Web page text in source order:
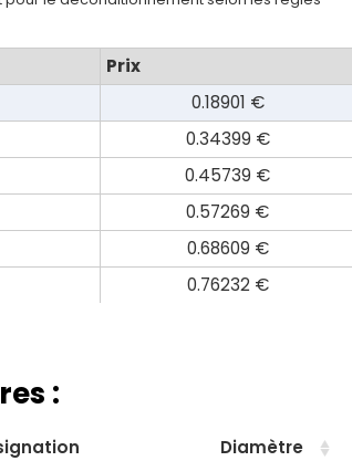
Prix
0.18901 €
0.34399 €
0.45739 €
0.57269 €
0.68609 €
0.76232 €
:
Diamètre